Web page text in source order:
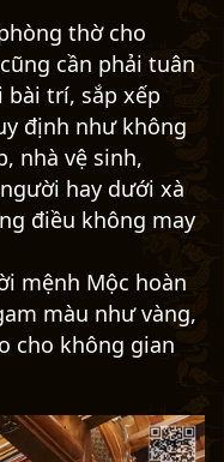
thờ cho
cần phải tuân
bài trí, sắp xếp
định như không
nhà vệ sinh,
hay dưới xà
điều không may
mệnh Mộc hoàn
màu như vàng,
cho không gian